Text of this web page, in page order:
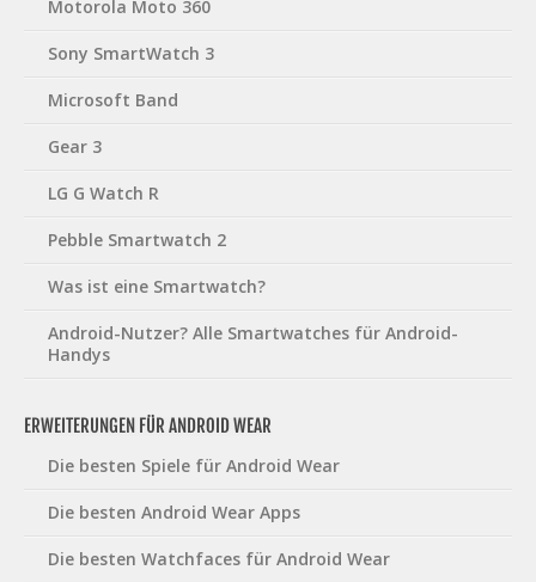
Motorola Moto 360
Sony SmartWatch 3
Microsoft Band
Gear 3
LG G Watch R
Pebble Smartwatch 2
Was ist eine Smartwatch?
Android-Nutzer? Alle Smartwatches für Android-
Handys
ERWEITERUNGEN FÜR ANDROID WEAR
Die besten Spiele für Android Wear
Die besten Android Wear Apps
Die besten Watchfaces für Android Wear